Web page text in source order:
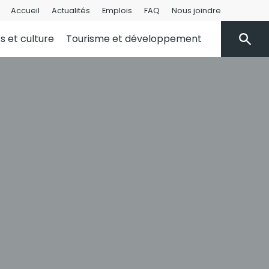
Accueil Actualités Emplois FAQ Nous joindre
et culture Tourisme et développement